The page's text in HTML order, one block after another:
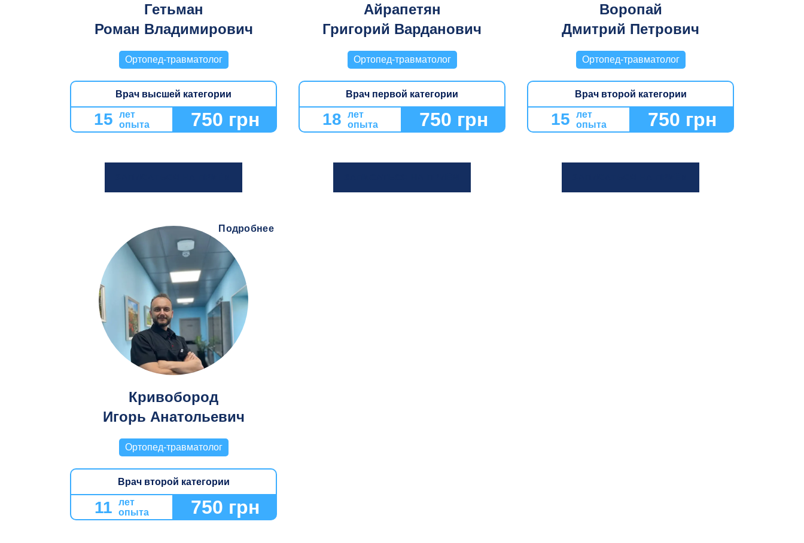
Гетьман
Роман Владимирович
Ортопед-травматолог
Врач высшей категории
15
лет
опыта
750 грн
Айрапетян
Григорий Варданович
Ортопед-травматолог
Врач первой категории
18
лет
опыта
750 грн
Воропай
Дмитрий Петрович
Ортопед-травматолог
Врач второй категории
15
лет
опыта
750 грн
Кривобород
Игорь Анатольевич
Ортопед-травматолог
Врач второй категории
11
лет
опыта
750 грн
Подробнее